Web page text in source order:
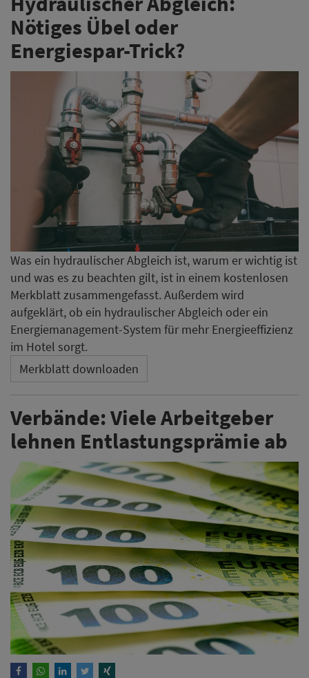
Nötiges Übel oder
Energiespar-Trick?
Was ein hydraulischer Abgleich ist, warum er wichtig ist
und was es zu beachten gilt, ist in einem kostenlosen
Merkblatt zusammengefasst. Außerdem wird
aufgeklärt, ob ein hydraulischer Abgleich oder ein
Energiemanagement-System für mehr Energieeffizienz
im Hotel sorgt.
Merkblatt downloaden
Verbände: Viele Arbeitgeber
lehnen Entlastungsprämie ab